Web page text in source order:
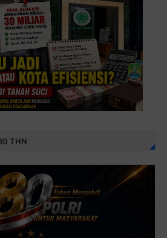
THN